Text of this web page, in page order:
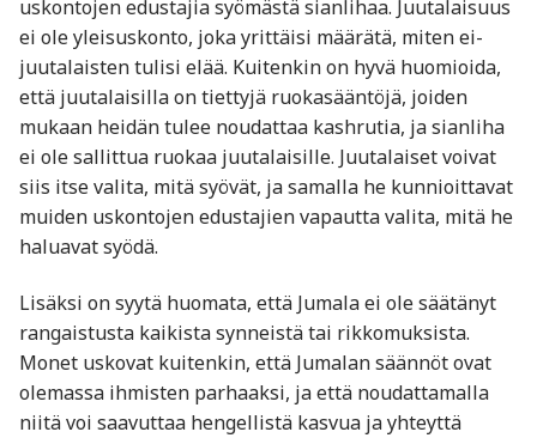
uskontojen edustajia syömästä sianlihaa. Juutalaisuus
ei ole yleisuskonto, joka yrittäisi määrätä, miten ei-
juutalaisten tulisi elää. Kuitenkin on hyvä huomioida,
että juutalaisilla on tiettyjä ruokasääntöjä, joiden
mukaan heidän tulee noudattaa kashrutia, ja sianliha
ei ole sallittua ruokaa juutalaisille. Juutalaiset voivat
siis itse valita, mitä syövät, ja samalla he kunnioittavat
muiden uskontojen edustajien vapautta valita, mitä he
haluavat syödä.
Lisäksi on syytä huomata, että Jumala ei ole säätänyt
rangaistusta kaikista synneistä tai rikkomuksista.
Monet uskovat kuitenkin, että Jumalan säännöt ovat
olemassa ihmisten parhaaksi, ja että noudattamalla
niitä voi saavuttaa hengellistä kasvua ja yhteyttä